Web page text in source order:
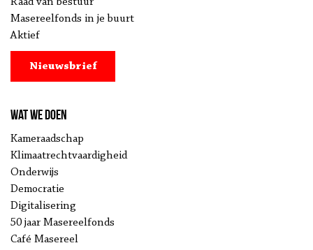
Masereelfonds in je buurt
Aktief
Nieuwsbrief
Wat we doen
Kameraadschap
Klimaatrechtvaardigheid
Onderwijs
Democratie
Digitalisering
50 jaar Masereelfonds
Café Masereel